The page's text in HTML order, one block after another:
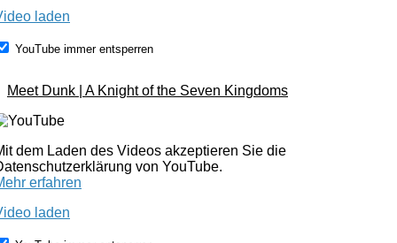
laden
YouTube immer entsperren
Meet Dunk | A Knight of the Seven Kingdoms
dem Laden des Videos akzeptieren Sie die
von YouTube.
erfahren
laden